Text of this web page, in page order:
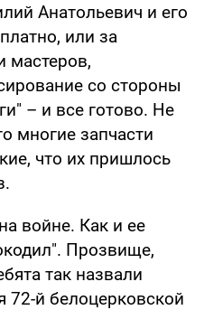
Анатольевич и его
или за
мастеров,
со стороны
– и все готово. Не
многие запчасти
что их пришлось
войне. Как и ее
Прозвище,
так назвали
72-й белоцерковской